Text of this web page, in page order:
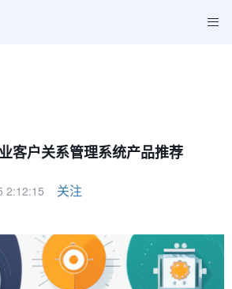
客户关系管理系统产品推荐
2:12:15 关注